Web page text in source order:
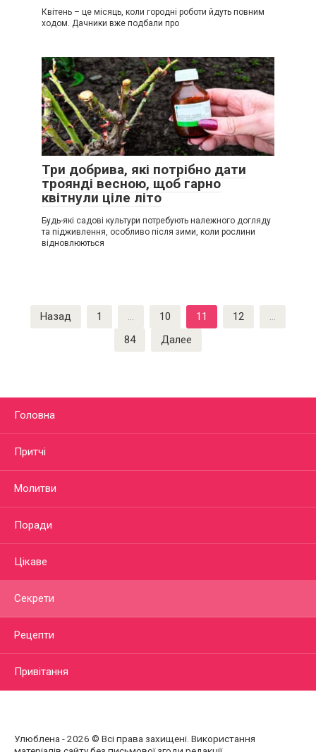
Квітень – це місяць, коли городні роботи йдуть повним
ходом. Дачники вже подбали про
Три добрива, які потрібно дати
троянді весною, щоб гарно
квітнули ціле літо
Будь-які садові культури потребують належного догляду
та підживлення, особливо після зими, коли рослини
відновлюються
Пагинация
записей
Назад 1 … 10 11 12
…
84
Далее
Головна
Притчі
Молитви
Поради
Цікаве
Секрети
Рецепти
Привітання
Улюблена - 2026 © Всі права захищені. Використання